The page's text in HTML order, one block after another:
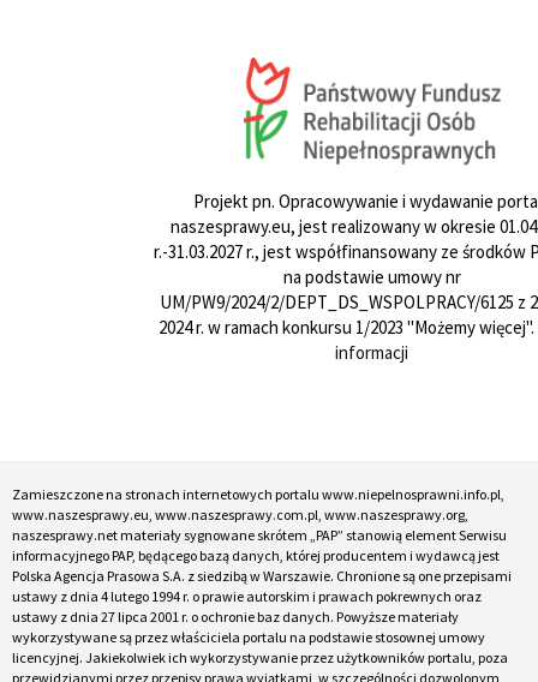
Projekt pn. Opracowywanie i wydawanie
naszesprawy.eu, jest realizowany w okresie
r.-31.03.2027 r., jest współfinansowany ze środków
na podstawie umowy nr
UM/PW9/2024/2/DEPT_DS_WSPOLPRACY/6125 z
2024 r. w ramach konkursu 1/2023 "Możemy więcej".
informacji
Zamieszczone na stronach internetowych portalu www.niepelnosprawni.info.pl,
www.naszesprawy.eu, www.naszesprawy.com.pl, www.naszesprawy.org,
naszesprawy.net materiały sygnowane skrótem „PAP” stanowią element Serwisu
informacyjnego PAP, będącego bazą danych, której producentem i wydawcą jest
Polska Agencja Prasowa S.A. z siedzibą w Warszawie. Chronione są one przepisami
ustawy z dnia 4 lutego 1994 r. o prawie autorskim i prawach pokrewnych oraz
ustawy z dnia 27 lipca 2001 r. o ochronie baz danych. Powyższe materiały
wykorzystywane są przez właściciela portalu na podstawie stosownej umowy
licencyjnej. Jakiekolwiek ich wykorzystywanie przez użytkowników portalu, poza
przewidzianymi przez przepisy prawa wyjątkami, w szczególności dozwolonym